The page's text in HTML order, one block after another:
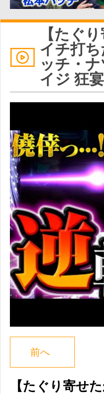
【たぐ
イチ打
ッチ・
イジ 狂
前へ
【たぐり寄せ